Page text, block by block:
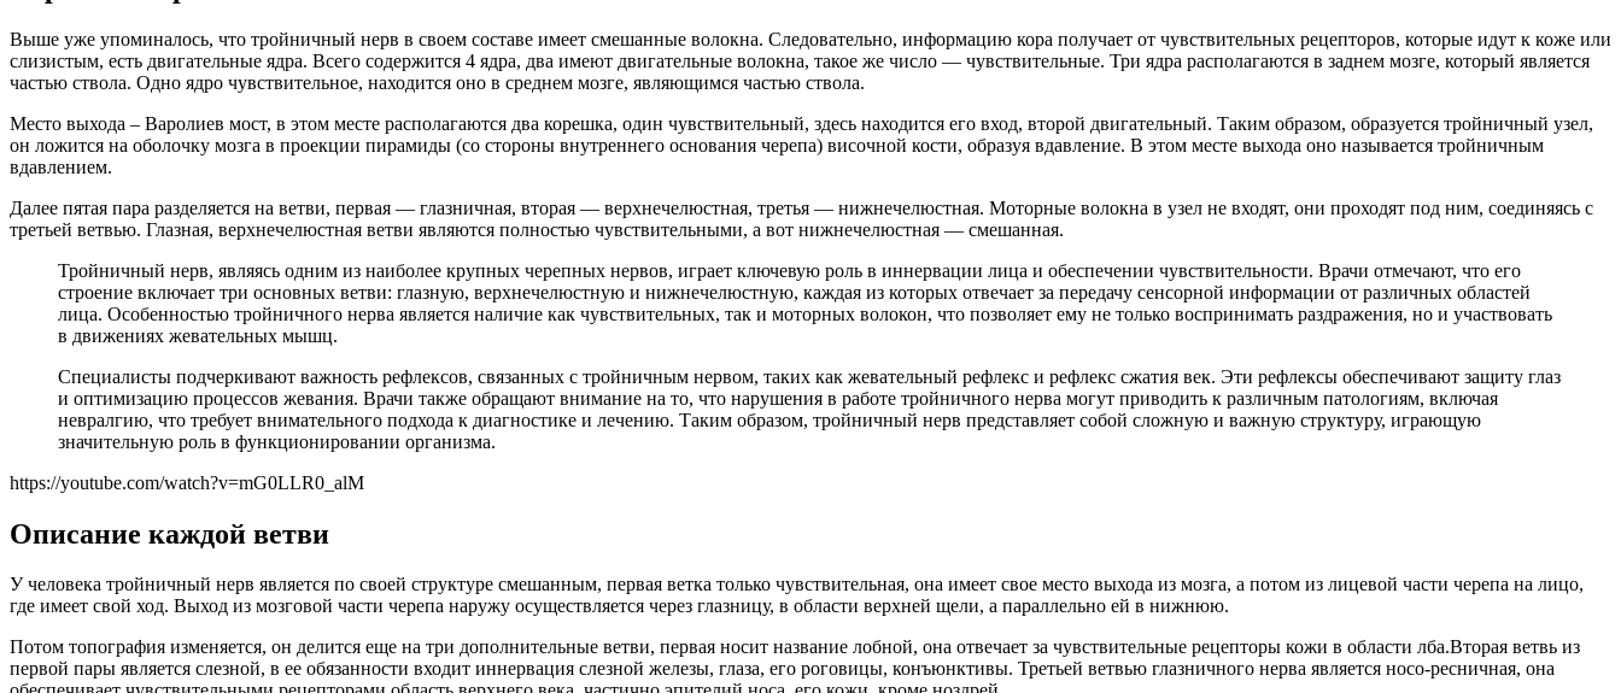
Выше уже упоминалось, что тройничный нерв в своем составе имеет смешанные волокна. Следовательно, информацию кора получает от чувствительных рецепторов, которые идут к коже или
слизистым, есть двигательные ядра. Всего содержится 4 ядра, два имеют двигательные волокна, такое же число — чувствительные. Три ядра располагаются в заднем мозге, который является
частью ствола. Одно ядро чувствительное, находится оно в среднем мозге, являющимся частью ствола.
Место выхода – Варолиев мост, в этом месте располагаются два корешка, один чувствительный, здесь находится его вход, второй двигательный. Таким образом, образуется тройничный узел,
он ложится на оболочку мозга в проекции пирамиды (со стороны внутреннего основания черепа) височной кости, образуя вдавление. В этом месте выхода оно называется тройничным
вдавлением.
Далее пятая пара разделяется на ветви, первая — глазничная, вторая — верхнечелюстная, третья — нижнечелюстная. Моторные волокна в узел не входят, они проходят под ним, соединяясь с
третьей ветвью. Глазная, верхнечелюстная ветви являются полностью чувствительными, а вот нижнечелюстная — смешанная.
Тройничный нерв, являясь одним из наиболее крупных черепных нервов, играет ключевую роль в иннервации лица и обеспечении чувствительности. Врачи отмечают, что его
строение включает три основных ветви: глазную, верхнечелюстную и нижнечелюстную, каждая из которых отвечает за передачу сенсорной информации от различных областей
лица. Особенностью тройничного нерва является наличие как чувствительных, так и моторных волокон, что позволяет ему не только воспринимать раздражения, но и участвовать
в движениях жевательных мышц.
Специалисты подчеркивают важность рефлексов, связанных с тройничным нервом, таких как жевательный рефлекс и рефлекс сжатия век. Эти рефлексы обеспечивают защиту глаз
и оптимизацию процессов жевания. Врачи также обращают внимание на то, что нарушения в работе тройничного нерва могут приводить к различным патологиям, включая
невралгию, что требует внимательного подхода к диагностике и лечению. Таким образом, тройничный нерв представляет собой сложную и важную структуру, играющую
значительную роль в функционировании организма.
https://youtube.com/watch?v=mG0LLR0_alM
Описание каждой ветви
У человека тройничный нерв является по своей структуре смешанным, первая ветка только чувствительная, она имеет свое место выхода из мозга, а потом из лицевой части черепа на лицо,
где имеет свой ход. Выход из мозговой части черепа наружу осуществляется через глазницу, в области верхней щели, а параллельно ей в нижнюю.
Потом топография изменяется, он делится еще на три дополнительные ветви, первая носит название лобной, она отвечает за чувствительные рецепторы кожи в области лба.Вторая ветвь из
первой пары является слезной, в ее обязанности входит иннервация слезной железы, глаза, его роговицы, конъюнктивы. Третьей ветвью глазничного нерва является носо-ресничная, она